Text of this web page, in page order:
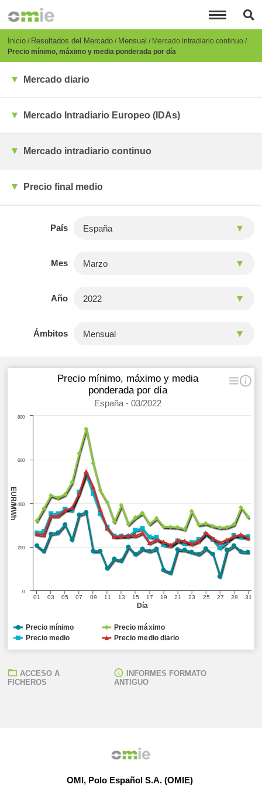
principal
Breadcrumb
Inicio Resultados del Mercado Mensual
Mercado intradiario continuo
Precio mínimo, máximo y media ponderada por día
Mercado diario
Mercado Intradiario Europeo (IDAs)
Mercado intradiario continuo
Precio final medio
País
Mes
Año
Ámbitos
Día
EUR/MWh
Precio mínimo, máximo y media
ponderada por día
España - 03/2022
01 03 05 07 09 11 13 15 17 19 21 23 25 27 29 31
0
200
400
600
800
Precio mínimo
Precio máximo
Precio medio
Precio medio diario
ACCESO A
FICHEROS
INFORMES FORMATO
ANTIGUO
OMI, Polo Español S.A. (OMIE)